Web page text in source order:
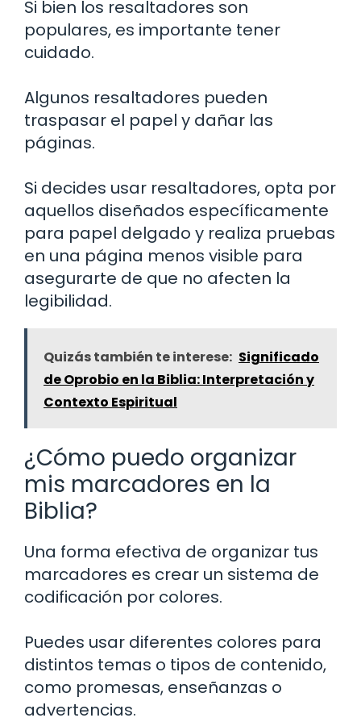
Si bien los resaltadores son
populares, es importante tener
cuidado.
Algunos resaltadores pueden
traspasar el papel y dañar las
páginas.
Si decides usar resaltadores, opta por
aquellos diseñados específicamente
para papel delgado y realiza pruebas
en una página menos visible para
asegurarte de que no afecten la
legibilidad.
Quizás también te interese: Significado
de Oprobio en la Biblia: Interpretación y
Contexto Espiritual
¿Cómo puedo organizar
mis marcadores en la
Biblia?
Una forma efectiva de organizar tus
marcadores es crear un sistema de
codificación por colores.
Puedes usar diferentes colores para
distintos temas o tipos de contenido,
como promesas, enseñanzas o
advertencias.